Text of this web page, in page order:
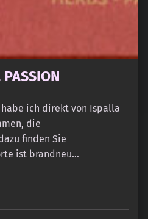
ich direkt von Ispalla
die
finden Sie
ist brandneu…